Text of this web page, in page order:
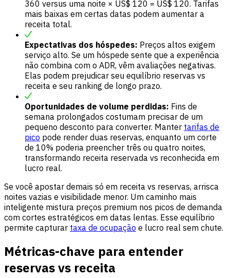
360 versus uma noite × US$ 120 = US$ 120. Tarifas
mais baixas em certas datas podem aumentar a
receita total.
Expectativas dos hóspedes: Preços altos exigem
serviço alto. Se um hóspede sente que a experiência
não combina com o ADR, vêm avaliações negativas.
Elas podem prejudicar seu equilíbrio reservas vs
receita e seu ranking de longo prazo.
Oportunidades de volume perdidas: Fins de
semana prolongados costumam precisar de um
pequeno desconto para converter. Manter tarifas de
pico pode render duas reservas, enquanto um corte
de 10% poderia preencher três ou quatro noites,
transformando receita reservada vs reconhecida em
lucro real.
Se você apostar demais só em receita vs reservas, arrisca
noites vazias e visibilidade menor. Um caminho mais
inteligente mistura preços premium nos picos de demanda
com cortes estratégicos em datas lentas. Esse equilíbrio
permite capturar taxa de ocupação e lucro real sem chute.
Métricas-chave para entender
reservas vs receita